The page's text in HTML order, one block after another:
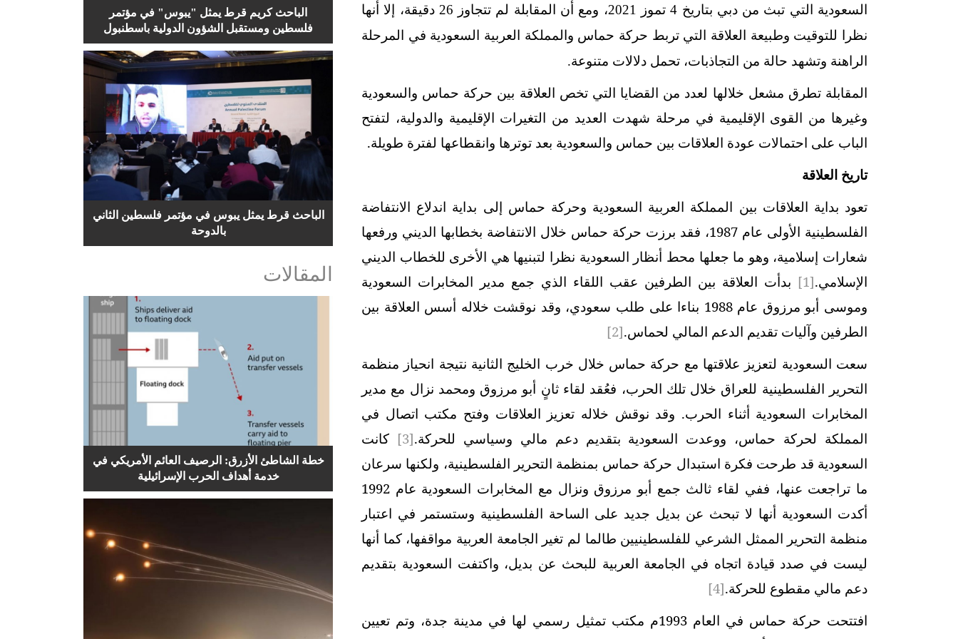
السعودية التي تبث من دبي بتاريخ 4 تموز 2021، ومع أن المقابلة لم تتجاوز 26 دقيقة، إلا أنها
نظرا للتوقيت وطبيعة العلاقة التي تربط حركة حماس والمملكة العربية السعودية في المرحلة
الراهنة وتشهد حالة من التجاذبات، تحمل دلالات متنوعة.
المقابلة تطرق مشعل خلالها لعدد من القضايا التي تخص العلاقة بين حركة حماس والسعودية
وغيرها من القوى الإقليمية في مرحلة شهدت العديد من التغيرات الإقليمية والدولية، لتفتح
الباب على احتمالات عودة العلاقات بين حماس والسعودية بعد توترها وانقطاعها لفترة طويلة.
تاريخ العلاقة
تعود بداية العلاقات بين المملكة العربية السعودية وحركة حماس إلى بداية اندلاع الانتفاضة
الفلسطينية الأولى عام 1987، فقد برزت حركة حماس خلال الانتفاضة بخطابها الديني ورفعها
شعارات إسلامية، وهو ما جعلها محط أنظار السعودية نظرا لتبنيها هي الأخرى للخطاب الديني
الإسلامي.[1] بدأت العلاقة بين الطرفين عقب اللقاء الذي جمع مدير المخابرات السعودية
وموسى أبو مرزوق عام 1988 بناءا على طلب سعودي، وقد نوقشت خلاله أسس العلاقة بين
الطرفين وآليات تقديم الدعم المالي لحماس.[2]
سعت السعودية لتعزيز علاقتها مع حركة حماس خلال خرب الخليج الثانية نتيجة انحياز منظمة
التحرير الفلسطينية للعراق خلال تلك الحرب، فعُقد لقاء ثانٍ أبو مرزوق ومحمد نزال مع مدير
المخابرات السعودية أثناء الحرب. وقد نوقش خلاله تعزيز العلاقات وفتح مكتب اتصال في
المملكة لحركة حماس، ووعدت السعودية بتقديم دعم مالي وسياسي للحركة.[3] كانت
السعودية قد طرحت فكرة استبدال حركة حماس بمنظمة التحرير الفلسطينية، ولكنها سرعان
ما تراجعت عنها، ففي لقاء ثالث جمع أبو مرزوق ونزال مع المخابرات السعودية عام 1992
أكدت السعودية أنها لا تبحث عن بديل جديد على الساحة الفلسطينية وستستمر في اعتبار
منظمة التحرير الممثل الشرعي للفلسطينيين طالما لم تغير الجامعة العربية مواقفها، كما أنها
ليست في صدد قيادة اتجاه في الجامعة العربية للبحث عن بديل، واكتفت السعودية بتقديم
دعم مالي مقطوع للحركة.[4]
افتتحت حركة حماس في العام 1993م مكتب تمثيل رسمي لها في مدينة جدة، وتم تعيين
الباحث كريم قرط يمثل "يبوس" في مؤتمر
فلسطين ومستقبل الشؤون الدولية باسطنبول
الباحث قرط يمثل يبوس في مؤتمر فلسطين الثاني
بالدوحة
المقالات
خطة الشاطئ الأزرق: الرصيف العائم الأمريكي في
خدمة أهداف الحرب الإسرائيلية